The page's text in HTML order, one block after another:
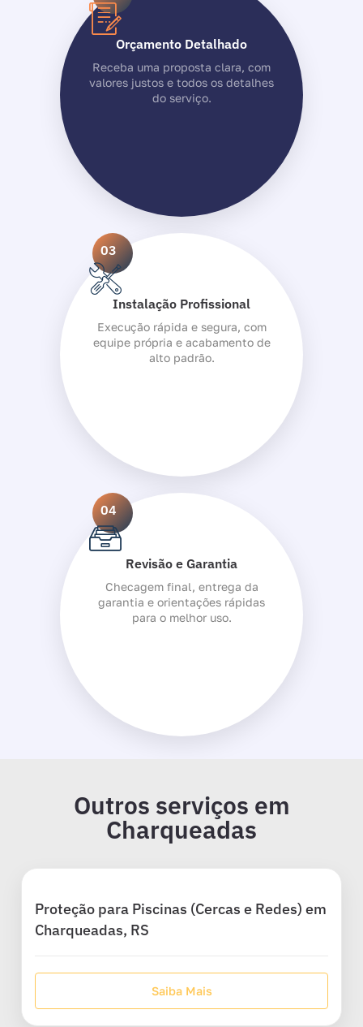
Orçamento Detalhado
Receba uma proposta clara, com
valores justos e todos os detalhes
do serviço.
03
Instalação Profissional
Execução rápida e segura, com
equipe própria e acabamento de
alto padrão.
04
Revisão e Garantia
Checagem final, entrega da
garantia e orientações rápidas
para o melhor uso.
Outros serviços em
Charqueadas
Proteção para Piscinas (Cercas e Redes) em
Charqueadas, RS
Saiba Mais